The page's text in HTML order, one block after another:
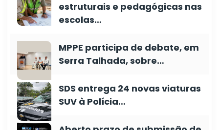
estruturais e pedagógicas nas
escolas…
MPPE participa de debate, em
Serra Talhada, sobre…
SDS entrega 24 novas viaturas
SUV à Polícia…